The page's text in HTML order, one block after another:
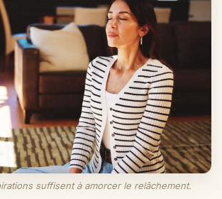
suffisent à amorcer le relâchement.